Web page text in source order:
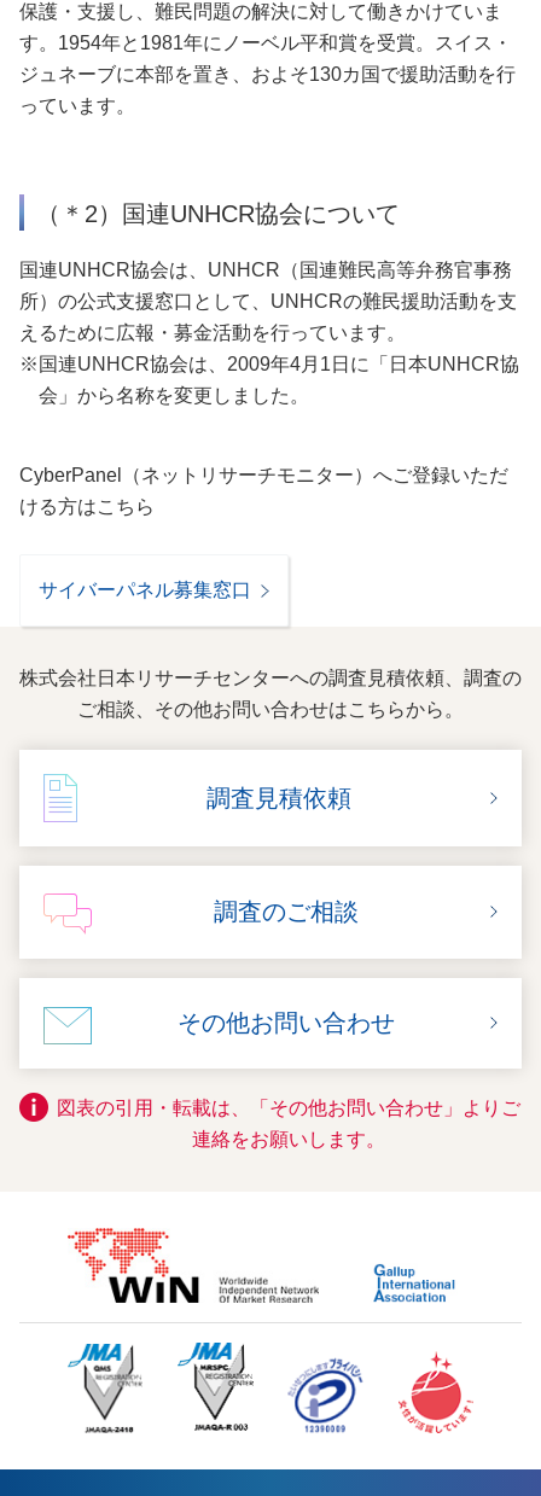
保護・支援し、難民問題の解決に対して働きかけていま
す。1954年と1981年にノーベル平和賞を受賞。スイス・
ジュネーブに本部を置き、およそ130カ国で援助活動を行
っています。
（＊2）国連UNHCR協会について
国連UNHCR協会は、UNHCR（国連難民高等弁務官事務
所）の公式支援窓口として、UNHCRの難民援助活動を支
えるために広報・募金活動を行っています。
※国連UNHCR協会は、2009年4月1日に「日本UNHCR協
会」から名称を変更しました。
CyberPanel（ネットリサーチモニター）へご登録いただ
ける方はこちら
サイバーパネル募集窓口
株式会社日本リサーチセンターへの調査見積依頼、調査の
ご相談、その他お問い合わせはこちらから。
調査見積依頼
調査のご相談
その他お問い合わせ
図表の引用・転載は、「その他お問い合わせ」よりご
連絡をお願いします。